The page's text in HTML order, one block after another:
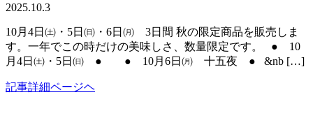
2025.10.3
10月4日㈯・5日㈰・6日㈪ 3日間 秋の限定商品を販売しま
す。一年でこの時だけの美味しさ、数量限定です。 ● 10
月4日㈯・5日㈰ ● ● 10月6日㈪ 十五夜 ● &nb […]
記事詳細ページヘ